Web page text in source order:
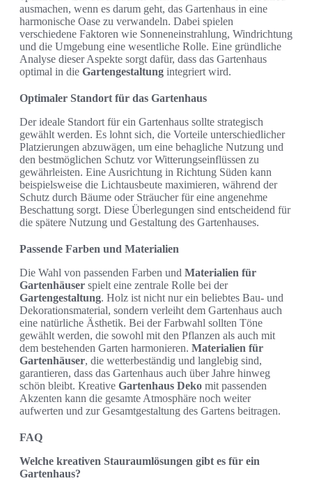
ausmachen, wenn es darum geht, das Gartenhaus in eine
harmonische Oase zu verwandeln. Dabei spielen
verschiedene Faktoren wie Sonneneinstrahlung, Windrichtung
und die Umgebung eine wesentliche Rolle. Eine gründliche
Analyse dieser Aspekte sorgt dafür, dass das Gartenhaus
optimal in die Gartengestaltung integriert wird.
Optimaler Standort für das Gartenhaus
Der ideale Standort für ein Gartenhaus sollte strategisch
gewählt werden. Es lohnt sich, die Vorteile unterschiedlicher
Platzierungen abzuwägen, um eine behagliche Nutzung und
den bestmöglichen Schutz vor Witterungseinflüssen zu
gewährleisten. Eine Ausrichtung in Richtung Süden kann
beispielsweise die Lichtausbeute maximieren, während der
Schutz durch Bäume oder Sträucher für eine angenehme
Beschattung sorgt. Diese Überlegungen sind entscheidend für
die spätere Nutzung und Gestaltung des Gartenhauses.
Passende Farben und Materialien
Die Wahl von passenden Farben und Materialien für
Gartenhäuser spielt eine zentrale Rolle bei der
Gartengestaltung. Holz ist nicht nur ein beliebtes Bau- und
Dekorationsmaterial, sondern verleiht dem Gartenhaus auch
eine natürliche Ästhetik. Bei der Farbwahl sollten Töne
gewählt werden, die sowohl mit den Pflanzen als auch mit
dem bestehenden Garten harmonieren. Materialien für
Gartenhäuser, die wetterbeständig und langlebig sind,
garantieren, dass das Gartenhaus auch über Jahre hinweg
schön bleibt. Kreative Gartenhaus Deko mit passenden
Akzenten kann die gesamte Atmosphäre noch weiter
aufwerten und zur Gesamtgestaltung des Gartens beitragen.
FAQ
Welche kreativen Stauraumlösungen gibt es für ein
Gartenhaus?